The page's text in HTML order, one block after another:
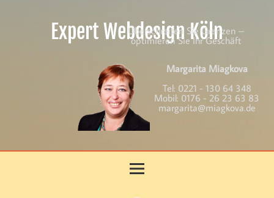
Expert Webdesign Köln
Überschreiten Sie Grenzen –
optimieren Sie Ihr Geschäft
Margarita Miagkova
Tel: 0221 - 130 64 348
Mobil: 0176 - 26 23 63 83
margarita@miagkova.de